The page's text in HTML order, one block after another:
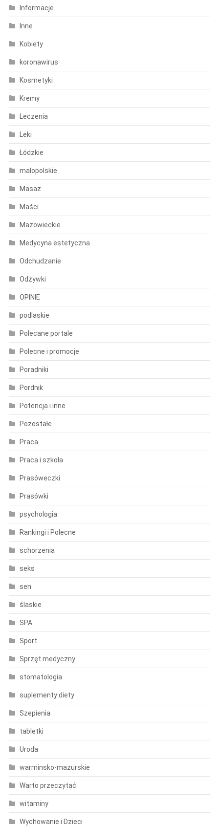
Informacje
Inne
Kobiety
koronawirus
Kosmetyki
Kremy
Leczenia
Leki
Łódzkie
malopolskie
Masaż
Maści
Mazowieckie
Medycyna estetyczna
Odchudzanie
Odżywki
OPINIE
podlaskie
Polecane portale
Polecne i promocje
Poradniki
Pordnik
Potencja i inne
Pozostałe
Praca
Praca i szkoła
Prasóweczki
Prasówki
psychologia
Rankingi i Polecne
schorzenia
seks
sen
ślaskie
SPA
Sport
Sprzęt medyczny
stomatologia
suplementy diety
Szepienia
tabletki
Uroda
warminsko-mazurskie
Warto przeczytać
witaminy
Wychowanie i Dzieci